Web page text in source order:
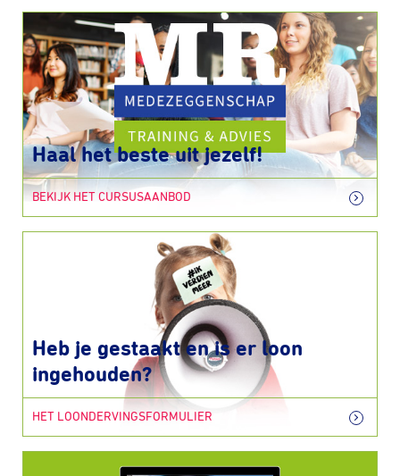
Haal het beste uit jezelf!
BEKIJK HET CURSUSAANBOD
Heb je gestaakt en is er loon
ingehouden?
HET LOONDERVINGSFORMULIER